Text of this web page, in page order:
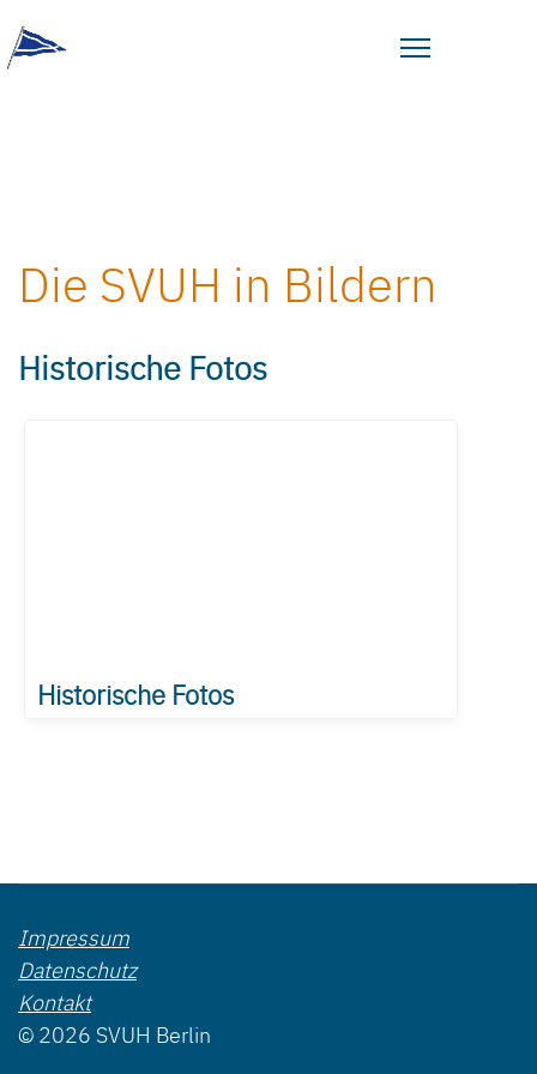
Die SVUH in Bildern
Historische Fotos
Historische Fotos
Impressum
Datenschutz
Kontakt
© 2026 SVUH Berlin